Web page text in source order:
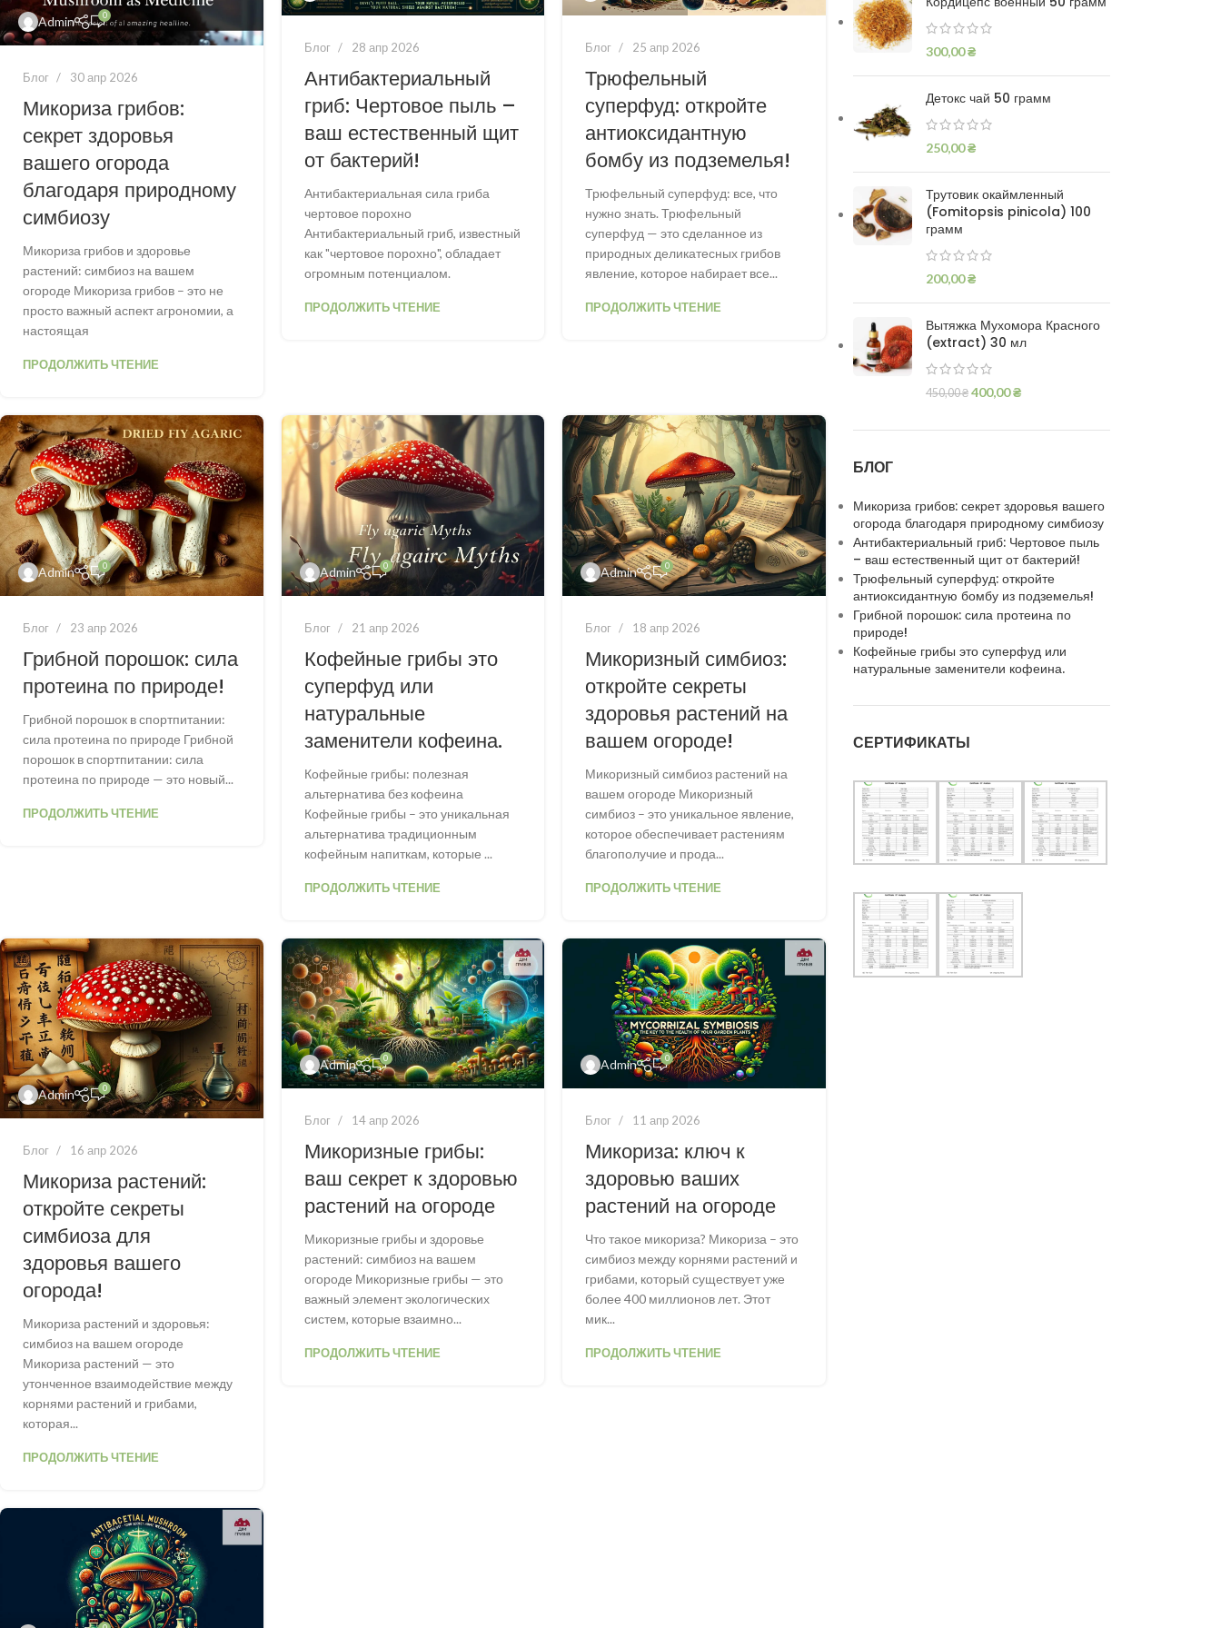
Admin 0
Блог 30 апр 2026
Микориза грибов:
секрет здоровья
вашего огорода
благодаря природному
симбиозу
Микориза грибов и здоровье
растений: симбиоз на вашем
огороде Микориза грибов – это не
просто важный аспект агрономии, а
настоящая
ПРОДОЛЖИТЬ ЧТЕНИЕ
Блог 28 апр 2026
Антибактериальный
гриб: Чертовое пыль –
ваш естественный щит
от бактерий!
Антибактериальная сила гриба
чертовое порохно
Антибактериальный гриб, известный
как "чертовое порохно", обладает
огромным потенциалом.
ПРОДОЛЖИТЬ ЧТЕНИЕ
Блог 25 апр 2026
Трюфельный
суперфуд: откройте
антиоксидантную
бомбу из подземелья!
Трюфельный суперфуд: все, что
нужно знать. Трюфельный
суперфуд — это сделанное из
природных деликатесных грибов
явление, которое набирает все...
ПРОДОЛЖИТЬ ЧТЕНИЕ
Admin 0
Блог 23 апр 2026
Грибной порошок: сила
протеина по природе!
Грибной порошок в спортпитании:
сила протеина по природе Грибной
порошок в спортпитании: сила
протеина по природе — это новый...
ПРОДОЛЖИТЬ ЧТЕНИЕ
Admin 0
Блог 21 апр 2026
Кофейные грибы это
суперфуд или
натуральные
заменители кофеина.
Кофейные грибы: полезная
альтернатива без кофеина
Кофейные грибы – это уникальная
альтернатива традиционным
кофейным напиткам, которые ...
ПРОДОЛЖИТЬ ЧТЕНИЕ
Admin 0
Блог 18 апр 2026
Микоризный симбиоз:
откройте секреты
здоровья растений на
вашем огороде!
Микоризный симбиоз растений на
вашем огороде Микоризный
симбиоз – это уникальное явление,
которое обеспечивает растениям
благополучие и прода...
ПРОДОЛЖИТЬ ЧТЕНИЕ
Admin 0
Блог 16 апр 2026
Микориза растений:
откройте секреты
симбиоза для
здоровья вашего
огорода!
Микориза растений и здоровья:
симбиоз на вашем огороде
Микориза растений — это
утонченное взаимодействие между
корнями растений и грибами,
которая...
ПРОДОЛЖИТЬ ЧТЕНИЕ
Admin 0
Блог 14 апр 2026
Микоризные грибы:
ваш секрет к здоровью
растений на огороде
Микоризные грибы и здоровье
растений: симбиоз на вашем
огороде Микоризные грибы — это
важный элемент экологических
систем, которые взаимно...
ПРОДОЛЖИТЬ ЧТЕНИЕ
Admin 0
Блог 11 апр 2026
Микориза: ключ к
здоровью ваших
растений на огороде
Что такое микориза? Микориза – это
симбиоз между корнями растений и
грибами, который существует уже
более 400 миллионов лет. Этот
мик...
ПРОДОЛЖИТЬ ЧТЕНИЕ
300,00₴
Детокс чай 50 грамм
250,00₴
Трутовик окаймленный
(Fomitopsis pinicola) 100
грамм
200,00₴
Вытяжка Мухомора Красного
(extract) 30 мл
450,00₴ 400,00₴
БЛОГ
Микориза грибов: секрет здоровья вашего
огорода благодаря природному симбиозу
Антибактериальный гриб: Чертовое пыль
– ваш естественный щит от бактерий!
Трюфельный суперфуд: откройте
антиоксидантную бомбу из подземелья!
Грибной порошок: сила протеина по
природе!
Кофейные грибы это суперфуд или
натуральные заменители кофеина.
СЕРТИФИКАТЫ